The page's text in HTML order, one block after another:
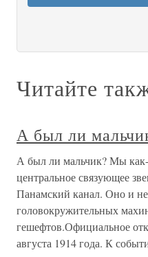
Читайте
А был ли
А был ли мальчик? Мы
центральное связующее
Панамский канал. Оно и
головокружительных
гешефтов.Официальное
августа 1914 года. К